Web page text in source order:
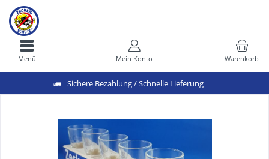
Sichere Bezahlung / Schnelle Lieferung
Warenkorb
Mein Konto
Menü